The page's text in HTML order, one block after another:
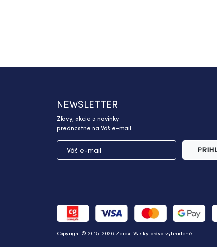
NEWSLETTER
Zľavy, akcie a novinky
prednostne na Váš e-mail.
Copyright © 2015-2026 Zerex. Všetky práva vyhradené.